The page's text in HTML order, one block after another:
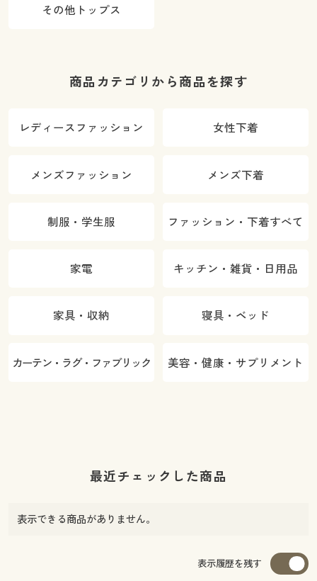
その他トップス
商品カテゴリから商品を探す
レディースファッション 女性下着
メンズファッション メンズ下着
制服・学生服 ファッション・下着すべて
家電 キッチン・雑貨・日用品
家具・収納 寝具・ベッド
カーテン・ラグ・ファブリック 美容・健康・サプリメント
最近チェックした商品
表示できる商品がありません。
表示履歴を残す